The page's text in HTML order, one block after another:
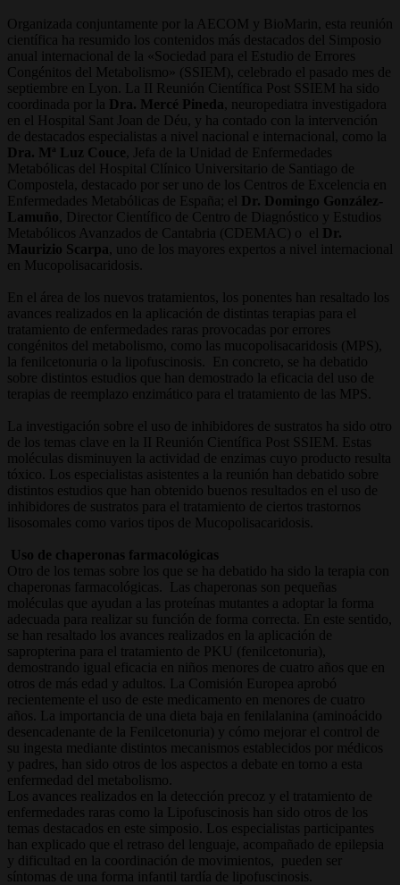
Organizada conjuntamente por la AECOM y BioMarin, esta reunión
científica ha resumido los contenidos más destacados del Simposio
anual internacional de la «Sociedad para el Estudio de Errores
Congénitos del Metabolismo» (SSIEM), celebrado el pasado mes de
septiembre en Lyon. La II Reunión Científica Post SSIEM ha sido
coordinada por la Dra. Mercé Pineda , neuropediatra investigadora
en el Hospital Sant Joan de Déu, y ha contado con la intervención
de destacados especialistas a nivel nacional e internacional, como la
Dra. Mª Luz Couce , Jefa de la Unidad de Enfermedades
Metabólicas del Hospital Clínico Universitario de Santiago de
Compostela, destacado por ser uno de los Centros de Excelencia en
Enfermedades Metabólicas de España; el
Dr. Domingo González-
Lamuño , Director Científico de Centro de Diagnóstico y Estudios
Metabólicos Avanzados de Cantabria (CDEMAC) o el
Dr.
Maurizio Scarpa , uno de los mayores expertos a nivel internacional
en Mucopolisacaridosis.
En el área de los nuevos tratamientos, los ponentes han resaltado los
avances realizados en la aplicación de distintas terapias para el
tratamiento de enfermedades raras provocadas por errores
congénitos del metabolismo, como las mucopolisacaridosis (MPS),
la fenilcetonuria o la lipofuscinosis. En concreto, se ha debatido
sobre distintos estudios que han demostrado la eficacia del uso de
terapias de reemplazo enzimático para el tratamiento de las MPS.
La investigación sobre el uso de inhibidores de sustratos ha sido otro
de los temas clave en la II Reunión Científica Post SSIEM. Estas
moléculas disminuyen la actividad de enzimas cuyo producto resulta
tóxico. Los especialistas asistentes a la reunión han debatido sobre
distintos estudios que han obtenido buenos resultados en el uso de
inhibidores de sustratos para el tratamiento de ciertos trastornos
lisosomales como varios tipos de Mucopolisacaridosis.
Uso de chaperonas farmacológicas
Otro de los temas sobre los que se ha debatido ha sido la terapia con
chaperonas farmacológicas. Las chaperonas son pequeñas
moléculas que ayudan a las proteínas mutantes a adoptar la forma
adecuada para realizar su función de forma correcta. En este sentido,
se han resaltado los avances realizados en la aplicación de
sapropterina para el tratamiento de PKU (fenilcetonuria),
demostrando igual eficacia en niños menores de cuatro años que en
otros de más edad y adultos. La Comisión Europea aprobó
recientemente el uso de este medicamento en menores de cuatro
años. La importancia de una dieta baja en fenilalanina (aminoácido
desencadenante de la Fenilcetonuria) y cómo mejorar el control de
su ingesta mediante distintos mecanismos establecidos por médicos
y padres, han sido otros de los aspectos a debate en torno a esta
enfermedad del metabolismo.
Los avances realizados en la detección precoz y el tratamiento de
enfermedades raras como la Lipofuscinosis han sido otros de los
temas destacados en este simposio. Los especialistas participantes
han explicado que el retraso del lenguaje, acompañado de epilepsia
y dificultad en la coordinación de movimientos, pueden ser
síntomas de una forma infantil tardía de lipofuscinosis.